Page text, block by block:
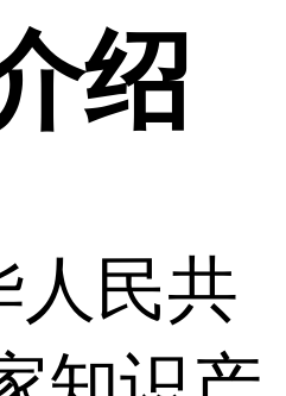
绍
人民共